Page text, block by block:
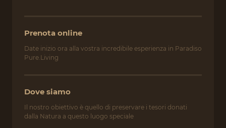
Prenota online⁠
Date inizio ora alla vostra incredibile esperienza in Paradiso
Pure.Living
Dove siamo
Il nostro obiettivo è quello di preservare i tesori donati
dalla Natura a questo luogo speciale